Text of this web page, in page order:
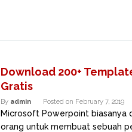
Download 200+
Gratis
By admin Posted on February 7, 2019
Microsoft Powerpoint biasanya
orang untuk membuat sebuah